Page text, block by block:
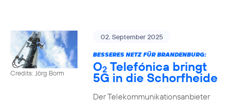
Credits: Jörg Borm
02. September 2025
BESSERES NETZ FÜR BRANDENBURG:
O2 Telefónica bringt
5G in die Schorfheide
Der Telekommunikationsanbieter